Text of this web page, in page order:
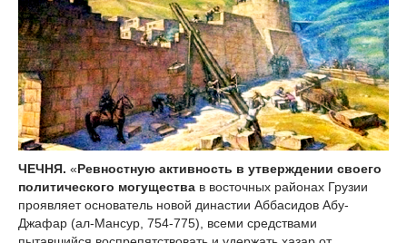
ЧЕЧНЯ. «Ревностную активность в утверждении своего
политического могущества в восточных районах Грузии
проявляет основатель новой династии Аббасидов Абу-
Джафар (ал-Мансур, 754-775), всеми средствами